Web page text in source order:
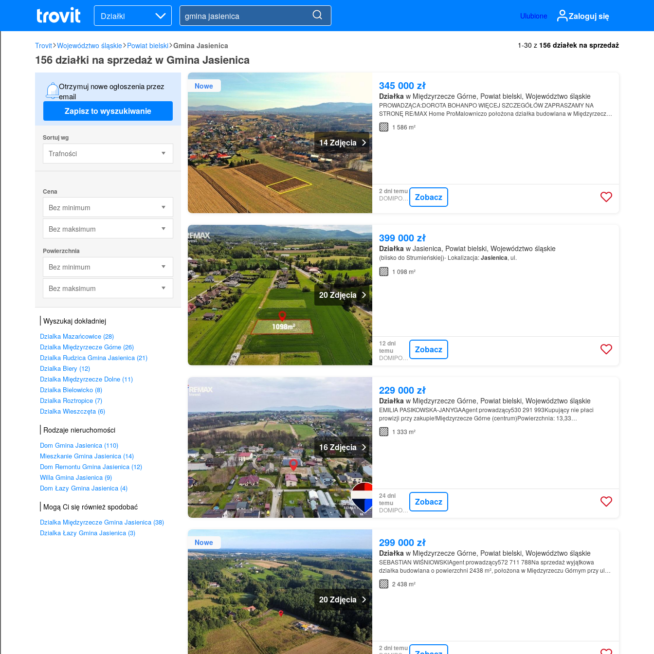
Działki Ulubione Zaloguj się
Trovit Województwo śląskie Powiat bielski Gmina Jasienica 1-30 z 156 działek na sprzedaż
156 działki na sprzedaż w Gmina Jasienica
Otrzymuj nowe ogłoszenia przez
email
Zapisz to wyszukiwanie
Sortuj wg
Trafności
Cena
Bez minimum
Bez maksimum
Powierzchnia
Bez minimum
Bez maksimum
Wyszukaj dokładniej
Dzialka Mazańcowice (28)
Dzialka Międzyrzecze Górne (26)
Dzialka Rudzica Gmina Jasienica (21)
Dzialka Biery (12)
Dzialka Międzyrzecze Dolne (11)
Dzialka Bielowicko (8)
Dzialka Roztropice (7)
Dzialka Wieszczęta (6)
Rodzaje nieruchomości
Dom Gmina Jasienica (110)
Mieszkanie Gmina Jasienica (14)
Dom Remontu Gmina Jasienica (12)
Willa Gmina Jasienica (9)
Dom Łazy Gmina Jasienica (4)
Mogą Ci się również spodobać
Dzialka Międzyrzecze Gmina Jasienica (38)
Dzialka Łazy Gmina Jasienica (3)
Nowe
14 Zdjęcia
345 000 zł
Działkaw Międzyrzecze Górne, Powiat bielski, Województwo śląskie
PROWADZĄCA:DOROTA BOHANPO WIĘCEJ SZCZEGÓŁÓW ZAPRASZAMY NA
STRONĘ RE/MAX Home ProMalowniczo położona działka budowlana w Międzyrzeczu
Górnym (powiat bielski,
Zapłocie.N…
1 586 m²
2 dni temu
DOMIPORTA Zobacz
20 Zdjęcia
399 000 zł
Działka w Jasienica, Powiat bielski, Województwo śląskie
(blisko do Strumieńskiej)- Lokalizacja:Jasienica, ul.
1 098 m²
12 dni
temu
DOMIPORTA
Zobacz
16 Zdjęcia
229 000 zł
Działka w Międzyrzecze Górne, Powiat bielski, Województwo śląskie
EMILIA PASIKOWSKA-JANYGAAgent prowadzący530 291 993Kupujący nie płaci
prowizji przy zakupie!Międzyrzecze Górne (centrum)Powierzchnia: 13,33
araNajważniejsze atuty:Ścisłe centrum miejscowościDziałka płaska, gotowa pod
zabudowę…
1 333 m²
24 dni
temu
DOMIPORTA
Zobacz
Nowe
20 Zdjęcia
299 000 zł
Działka w Międzyrzecze Górne, Powiat bielski, Województwo śląskie
SEBASTIAN WIŚNIOWSKIAgent prowadzący572 711 788Na sprzedaż wyjątkowa
działka budowlana o powierzchni 2438 m², położona w Międzyrzeczu Górnym przy ul…
2 438 m²
2 dni temu